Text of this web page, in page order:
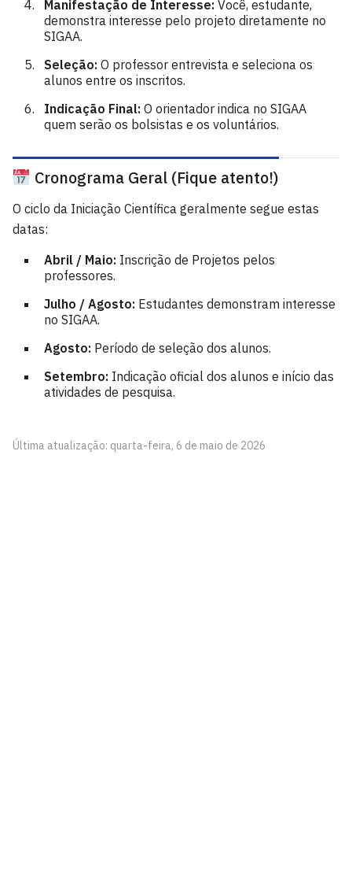
Manifestação de Interesse: Você, estudante,
demonstra interesse pelo projeto diretamente no
SIGAA.
Seleção: O professor entrevista e seleciona os
alunos entre os inscritos.
Indicação Final: O orientador indica no SIGAA
quem serão os bolsistas e os voluntários.
Cronograma Geral (Fique atento!)
O ciclo da Iniciação Científica geralmente segue estas
datas:
Abril / Maio: Inscrição de Projetos pelos
professores.
Julho / Agosto: Estudantes demonstram interesse
no SIGAA.
Agosto: Período de seleção dos alunos.
Setembro: Indicação oficial dos alunos e início das
atividades de pesquisa.
Última atualização: quarta-feira, 6 de maio de 2026